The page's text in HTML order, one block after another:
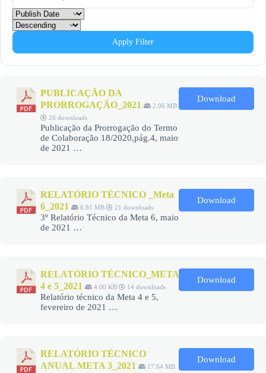
Apply Filter
PUBLICAÇÃO DA
PRORROGAÇÃO_2021
2.06 MB
26 downloads
Publicação da Prorrogação do Termo
de Colaboração 18/2020,pág.4, maio
de 2021 …
Download
RELATÓRIO TÉCNICO _Meta
6_2021
6.81 MB 21 downloads
3º Relatório Técnico da Meta 6, maio
de 2021 …
Download
RELATÓRIO TÉCNICO_META
4 e 5_2021
4.00 KB 14 downloads
Relatório técnico da Meta 4 e 5,
fevereiro de 2021 …
Download
RELATÓRIO TÉCNICO
ANUAL META 3_2021
17.64 MB
Download